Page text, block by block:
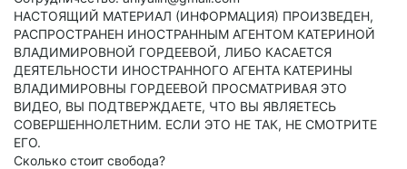
НАСТОЯЩИЙ МАТЕРИАЛ (ИНФОРМАЦИЯ) ПРОИЗВЕДЕН,
РАСПРОСТРАНЕН ИНОСТРАННЫМ АГЕНТОМ КАТЕРИНОЙ
ВЛАДИМИРОВНОЙ ГОРДЕЕВОЙ, ЛИБО КАСАЕТСЯ
ДЕЯТЕЛЬНОСТИ ИНОСТРАННОГО АГЕНТА КАТЕРИНЫ
ВЛАДИМИРОВНЫ ГОРДЕЕВОЙ ПРОСМАТРИВАЯ ЭТО
ВИДЕО, ВЫ ПОДТВЕРЖДАЕТЕ, ЧТО ВЫ ЯВЛЯЕТЕСЬ
СОВЕРШЕННОЛЕТНИМ. ЕСЛИ ЭТО НЕ ТАК, НЕ СМОТРИТЕ
ЕГО.
Сколько стоит свобода?